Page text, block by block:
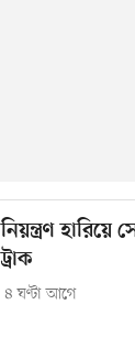
নিয়ন্ত্রণ
ট্রাক
৪ ঘণ্টা আগে